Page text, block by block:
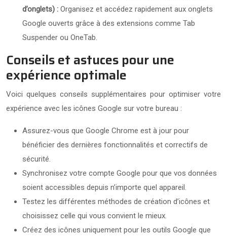
d’onglets) : Organisez et accédez rapidement aux onglets
Google ouverts grâce à des extensions comme Tab
Suspender ou OneTab.
Conseils et astuces pour une
expérience optimale
Voici quelques conseils supplémentaires pour optimiser votre
expérience avec les icônes Google sur votre bureau :
Assurez-vous que Google Chrome est à jour pour
bénéficier des dernières fonctionnalités et correctifs de
sécurité.
Synchronisez votre compte Google pour que vos données
soient accessibles depuis n’importe quel appareil.
Testez les différentes méthodes de création d’icônes et
choisissez celle qui vous convient le mieux.
Créez des icônes uniquement pour les outils Google que